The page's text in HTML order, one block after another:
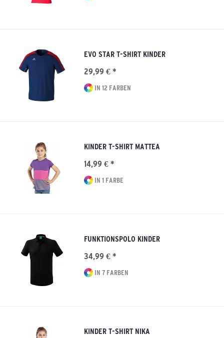
EVO STAR T-SHIRT KINDER
29,99 € *
IN 12 FARBEN
KINDER T-SHIRT MATTEA
14,99 € *
IN 1 FARBE
FUNKTIONSPOLO KINDER
34,99 € *
IN 7 FARBEN
KINDER T-SHIRT NIKA